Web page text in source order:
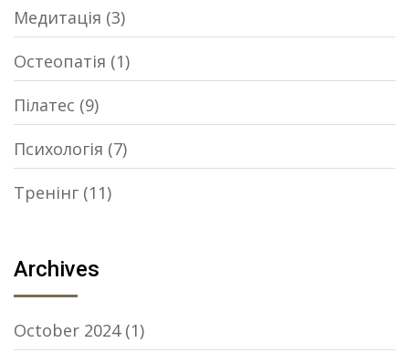
Медитація (3)
Остеопатія (1)
Пілатес (9)
Психологія (7)
Тренінг (11)
Archives
October 2024(1)